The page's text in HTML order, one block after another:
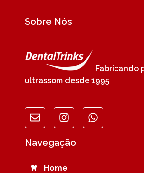
Sobre Nós
Fabricando
ultrassom desde 1995
Navegação
Home